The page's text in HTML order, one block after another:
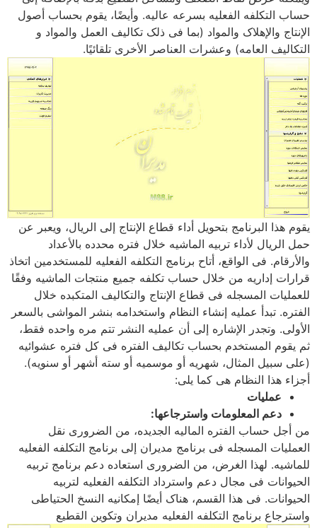
حساب التکلفه الفعلیه بسرعه عالیه. وأیضًا، یقوم بحساب أصول
الإنتاج والإهلاک والمواد (بما فی ذلک تکالیف العمل والمواد و
التکالیف العامه) وعشرات العناصر الأخرى تلقائیًا.
یقوم هذا البرنامج بتحویل أداء قطاع الإنتاج إلى الریال، ویعبر عن
حمل الریال لأداء تربیه الماشیه خلال فتره محدده بالأعداد
والأرقام. فی الواقع، أتاح برنامج التکلفه الفعلیه للمستخدمین اتخاذ
قرارات إداریه من خلال حساب تکلفه جمیع منتجات الماشیه وفقًا
للعملیات المسجله فی قطاع الإنتاج والتکالیف المتکبده خلال
الفتره. تبدأ عملیه إنشاء النظام واستخدامه بنشر المواشی بالسعر
الأولی. وتجدر الإشاره إلى أن عملیه النشر تتم مره واحده فقط،
ثم یقوم المستخدم بحساب تکالیف الفتره فی کل فتره عشوائیه
(على سبیل المثال، شهریه أو موسمیه أو سته أشهر أو سنویه).
أجزاء هذا النظام هی کما یلی:
عملیات
دعم المعلومات واسترجاعها:
من أجل حساب الفتره المالیه الجدیده، من الضروری نقل
العملیات المسجله فی برنامج مدیران إلى برنامج التکلفه الفعلیه
للماشیه. لهذا الغرض، من الضروری استعاده دعم برنامج تربیه
الحیوانات فی مجال دعم واسترداد التکلفه الفعلیه لتربیه
الحیوانات. فی هذا القسم، هناک أیضًا إمکانیه النسخ الحتیاطی
واسترجاع برنامج التکلفه الفعلیه مدیران وتکوین القطیع